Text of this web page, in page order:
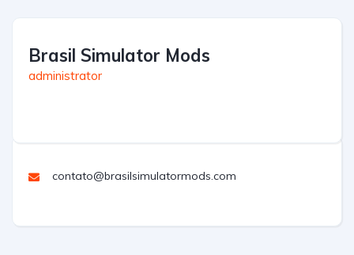
Brasil Simulator Mods
administrator
contato@brasilsimulatormods.com